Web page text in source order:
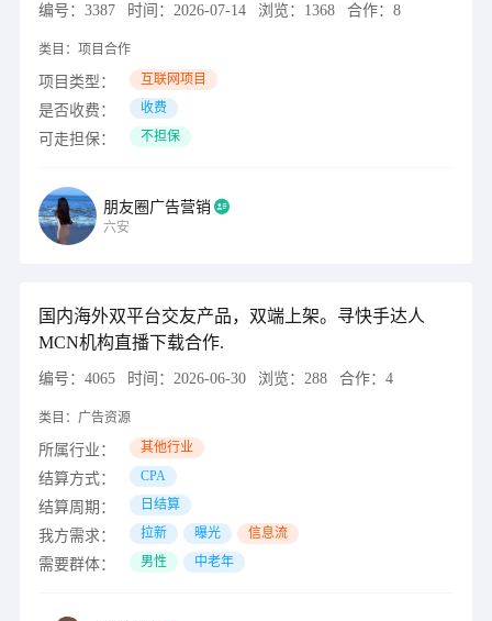
编号： 3387 时间： 2026-07-14 浏览： 1368 合作： 8
类目： 项目合作
项目类型： 互联网项目
是否收费： 收费
可走担保： 不担保
朋友圈广告营销
六安
国内海外双平台交友产品，双端上架。寻快手达人
MCN机构直播下载合作.
编号： 4065 时间： 2026-06-30 浏览： 288 合作： 4
类目： 广告资源
所属行业： 其他行业
结算方式： CPA
结算周期： 日结算
我方需求： 拉新 曝光 信息流
需要群体： 男性 中老年